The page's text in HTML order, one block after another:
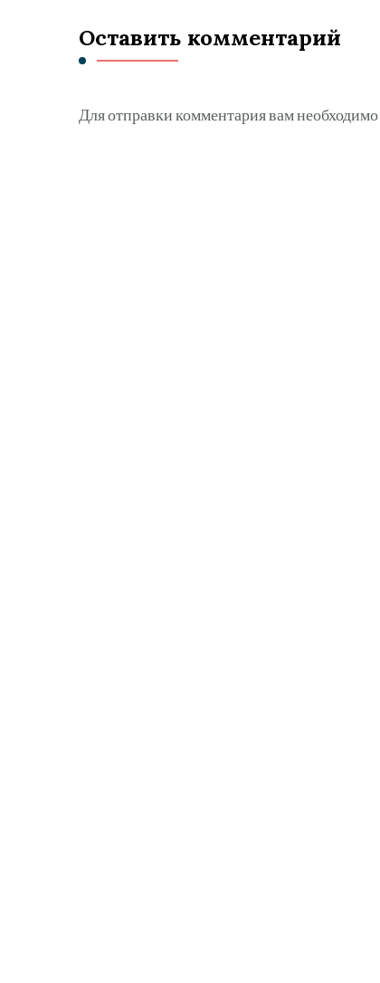
Оставить комментарий
Для отправки комментария вам необходимо